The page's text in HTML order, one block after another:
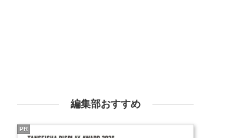
編集部おすすめ
PR